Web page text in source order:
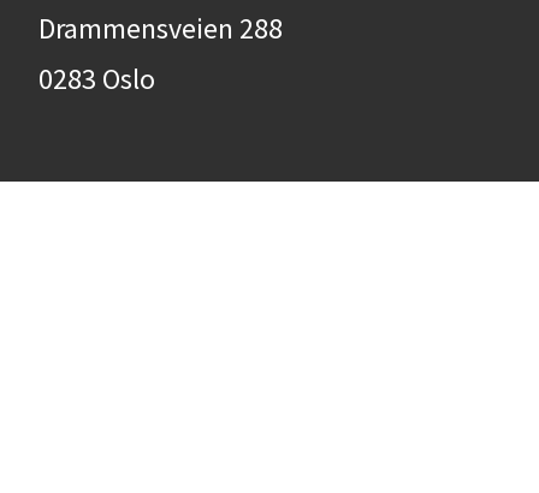
Drammensveien 288
0283 Oslo